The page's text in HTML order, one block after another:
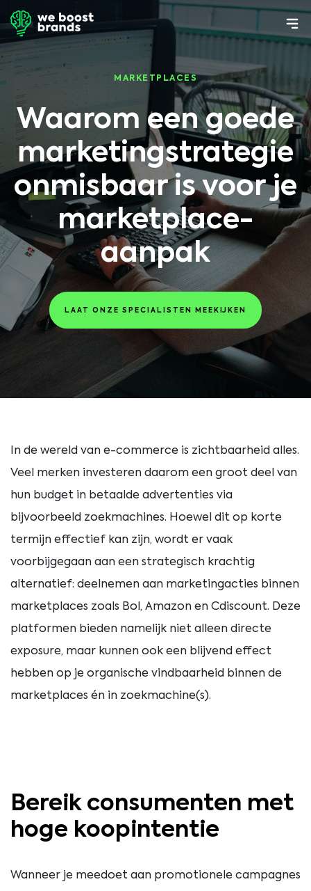
MARKETPLACES
Waarom een goede
marketingstrategie
onmisbaar is voor je
marketplace-
aanpak
LAAT ONZE SPECIALISTEN MEEKIJKEN
In de wereld van e-commerce is zichtbaarheid alles.
Veel merken investeren daarom een groot deel van
hun budget in betaalde advertenties via
bijvoorbeeld zoekmachines. Hoewel dit op korte
termijn effectief kan zijn, wordt er vaak
voorbijgegaan aan een strategisch krachtig
alternatief: deelnemen aan marketingacties binnen
marketplaces zoals Bol, Amazon en Cdiscount. Deze
platformen bieden namelijk niet alleen directe
exposure, maar kunnen ook een blijvend effect
hebben op je organische vindbaarheid binnen de
marketplaces én in zoekmachine(s).
Bereik consumenten met
hoge koopintentie
Wanneer je meedoet aan promotionele campagnes